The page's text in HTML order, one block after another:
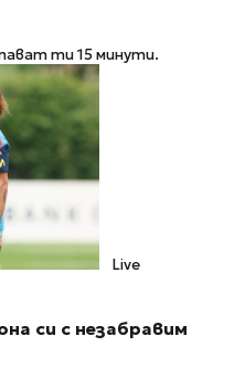
ти 15 минути.
Live
си с незабравим